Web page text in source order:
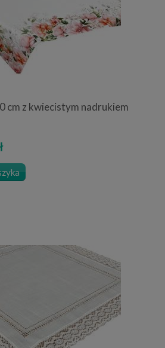
cm z kwiecistym nadrukiem